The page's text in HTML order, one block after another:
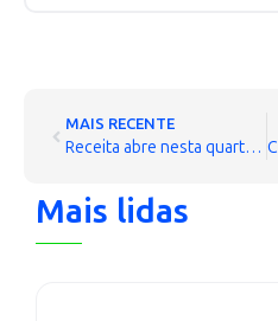
MAIS RECENTE
Receita abre nesta quarta consultas ao 2º lote do Imposto de Renda 2015
Mais lidas